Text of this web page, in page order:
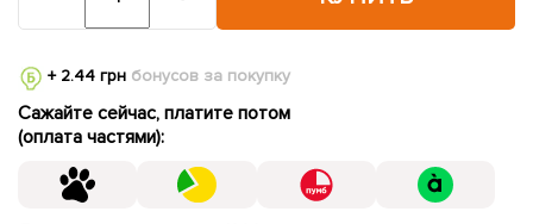
+ 2.44 грнбонусов за покупку
Сажайте сейчас, платите потом
(оплата частями):